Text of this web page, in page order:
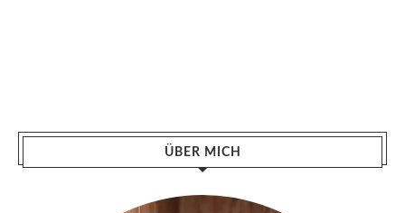
ÜBER MICH